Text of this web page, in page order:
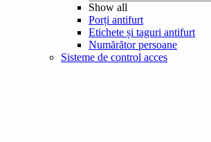
Show all
Porți antifurt
Etichete și taguri antifurt
Numărător persoane
Sisteme de control acces